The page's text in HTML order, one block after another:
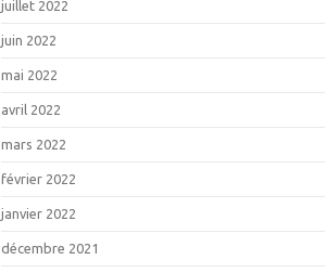
juillet 2022
juin 2022
mai 2022
avril 2022
mars 2022
février 2022
janvier 2022
décembre 2021